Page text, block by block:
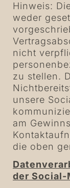
Hinweis:
weder
nicht
zu stellen.
unsere
am
die oben
der Social-